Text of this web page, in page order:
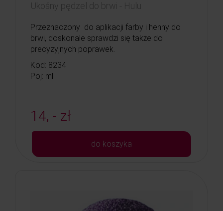
Ukośny pędzel do brwi - Hulu
Przeznaczony do aplikacji farby i henny do
brwi, doskonale sprawdzi się także do
precyzyjnych poprawek.
Kod: 8234
Poj: ml
14, - zł
do koszyka